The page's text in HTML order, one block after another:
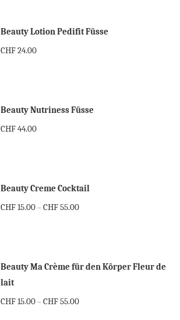
Beauty Lotion Pedifit Füsse
CHF24.00
Beauty Nutriness Füsse
CHF44.00
Beauty Creme Cocktail
CHF15.00–CHF55.00
Beauty Ma Crème für den Körper Fleur de
lait
CHF15.00–CHF55.00